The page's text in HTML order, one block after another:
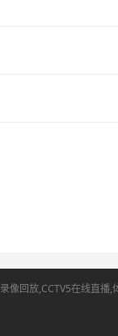
回放,CCTV5在线直播